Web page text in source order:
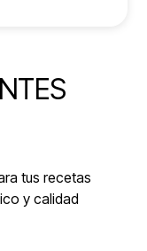
tus recetas
y calidad